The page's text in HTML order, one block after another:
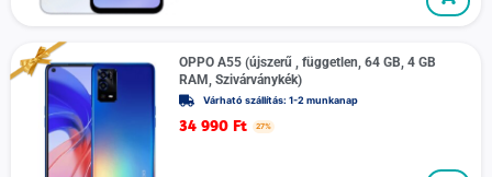
OPPO A55 (újszerű , független, 64 GB, 4 GB
RAM, Szivárványkék)
Várható szállítás: 1-2 munkanap
34 990 Ft 27%